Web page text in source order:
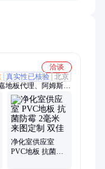
洽谈
真实性已核验 北京
地板代理、阿姆斯壮
诺拉地板代理、北
板代理、杰尼瑞地板
力橡胶地板厂家、大
圣象地板、石英地板
地板厂家、PVC塑胶
、橡胶地板厂家
净化室供应室
PVC地板 抗菌防